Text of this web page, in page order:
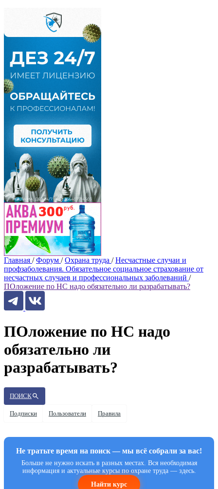
Главная / Форум / Охрана труда / Несчастные случаи и
профзаболевания. Обязательное социальное страхование от
несчастных случаев и профессиональных заболеваний /
ПОложение по НС надо обязательно ли разрабатывать?
ПОложение по НС надо
обязательно ли
разрабатывать?
ПОИСК
Подписки Пользователи Правила
Не тратьте время на поиск — мы всё собрали за вас!
Больше не нужно искать в разных местах. Вся необходимая
информация и актуальные курсы по охране труда — здесь.
Найти курс